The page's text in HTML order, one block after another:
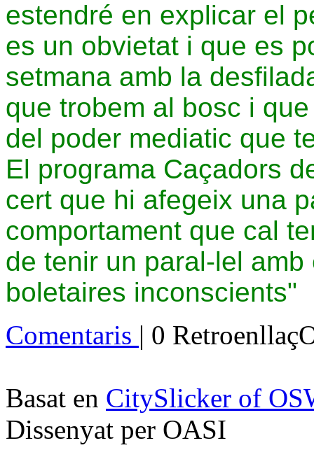
estendré en explicar el
es un obvietat i que es
setmana amb la
que trobem al bosc i
del poder mediatic que
El programa Caçadors
cert que hi afegeix una
comportament que cal
de tenir un paral-lel
boletaires inconscients"
Comentaris | 0
Basat en CitySlicker of
Dissenyat per OASI